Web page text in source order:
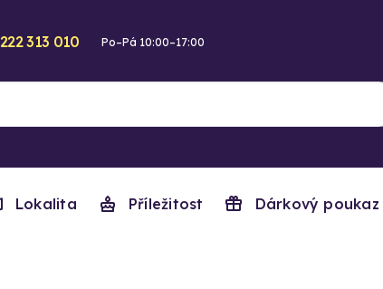
222 313 010 Po–Pá 10:00–17:00
Lokalita Příležitost Dárkový poukaz